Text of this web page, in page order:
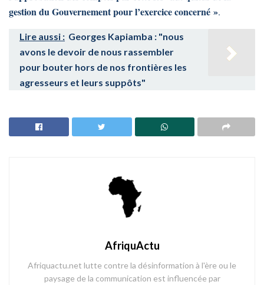
gestion du Gouvernement pour l’exercice concerné ».
Lire aussi : Georges Kapiamba : "nous
avons le devoir de nous rassembler
pour bouter hors de nos frontières les
agresseurs et leurs suppôts"
AfriquActu
Afriquactu.net lutte contre la désinformation à l'ère ou le
paysage de la communication est influencée par